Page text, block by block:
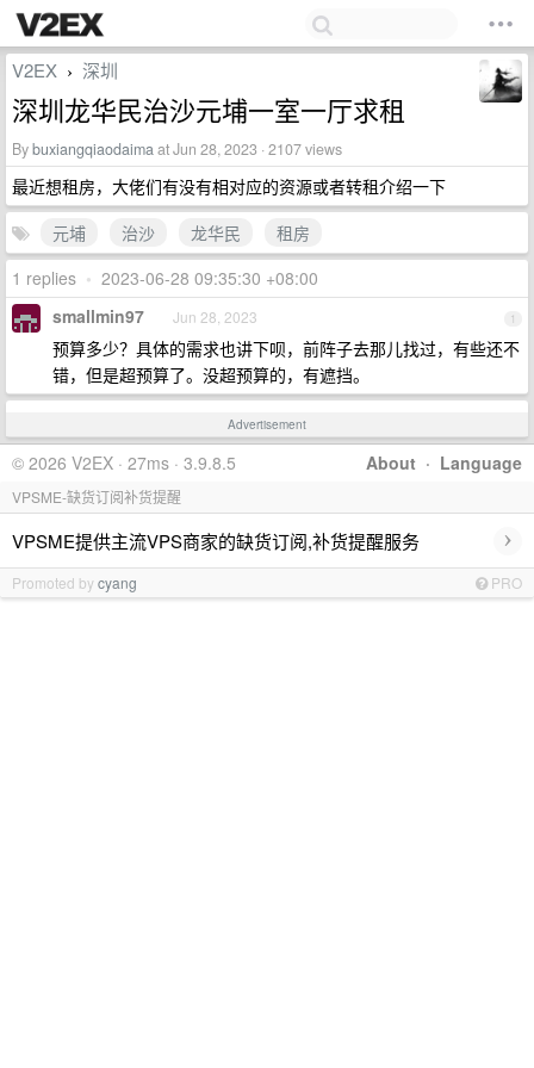
V2EX › 深圳
深圳龙华民治沙元埔一室一厅求租
Bybuxiangqiaodaimaat Jun 28, 2023 · 2107 views
最近想租房，大佬们有没有相对应的资源或者转租介绍一下
元埔
治沙 龙华民
租房
1 replies • 2023-06-28 09:35:30 +08:00
1
smallmin97 Jun 28, 2023
预算多少？具体的需求也讲下呗，前阵子去那儿找过，有些还不
错，但是超预算了。没超预算的，有遮挡。
Advertisement
About · Language
© 2026 V2EX · 27ms · 3.9.8.5
VPSME-缺货订阅补货提醒
VPSME提供主流VPS商家的缺货订阅,补货提醒服务 ›
Promoted bycyang PRO